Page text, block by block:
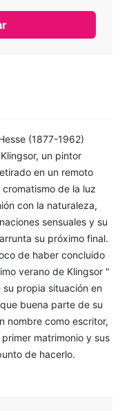
(1877-1962)
un pintor
en un remoto
de la luz
con la naturaleza,
sensuales y su
su próximo final.
de haber concluido
verano de Klingsor "
propia situación en
buena parte de su
nombre como escritor,
matrimonio y sus
de hacerlo.